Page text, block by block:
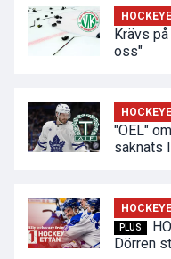
Krävs
oss"
"OEL"
saknats
PLUS
Dörren